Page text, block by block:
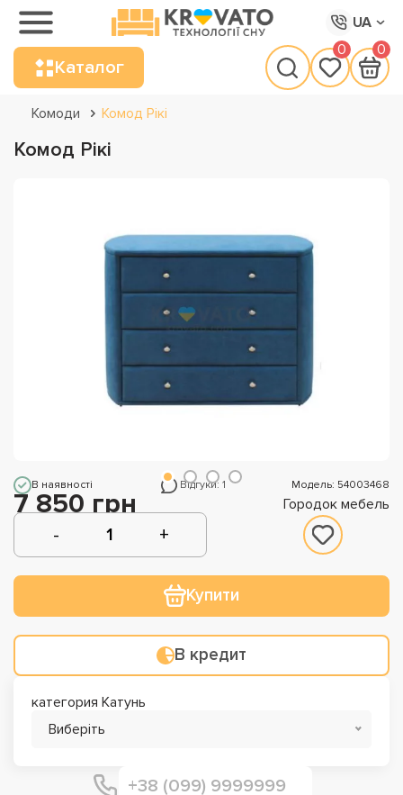
UA
Каталог
0 0
Комоди Комод Рікі
Комод Рікі
В наявності Відгуки: 1 Модель: 54003468
7 850 грн Городок мебель
Купити
В кредит
категория Катунь
Виберіть